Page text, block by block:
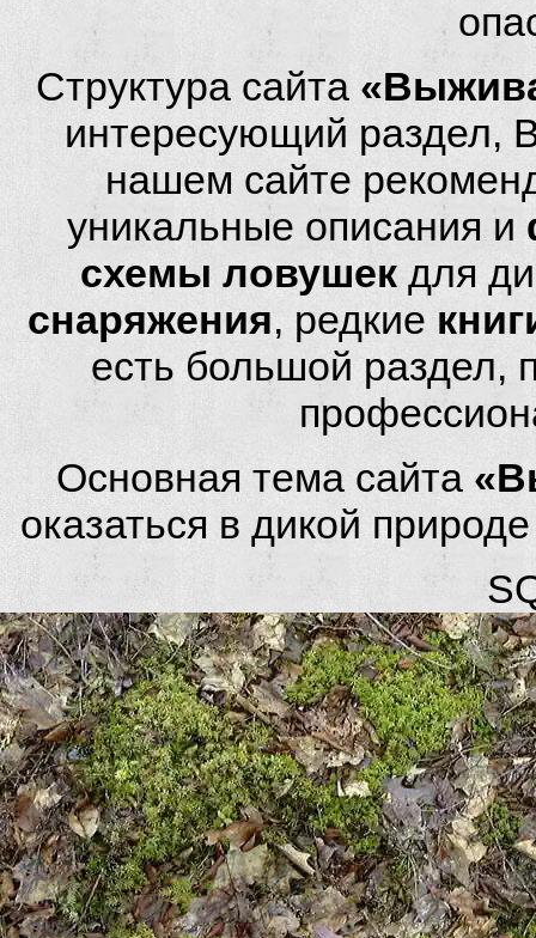
Структура сайта
интересующий раздел,
нашем сайте
уникальные описания и
схемы ловушек для
снаряжения, редкие
есть большой
Основная тема сайта
оказаться в дикой